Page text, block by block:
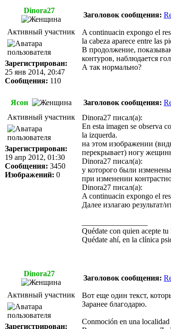
Dinora27
Заголовок сообщения:
Активный участник
Зарегистрирован:
25 янв 2014, 20:47
Сообщения: 110
A continuacin expongo el
la cabeza aparece entre las
В продолжение,
контуров, наблюдается
А так нормально?
Ясон Заголовок сообщения:
Активный участник
Зарегистрирован:
19 апр 2012, 01:30
Сообщения: 3450
Изображений: 0
Dinora27 писал(а):
En еsta imagen se observa
la izquerda.
на этом изображении
перекрывает) ногу
Dinora27 писал(а):
у которого были
при изменении
Dinora27 писал(а):
A continuacin expongo el
Далее излагаю результат/
Quédate con quien acepte tu
Quédate ahí, en la clínica
Dinora27
Заголовок сообщения:
Активный участник
Зарегистрирован:
Вот еще один текст,
Заранее благодарю.
Conmoción en una